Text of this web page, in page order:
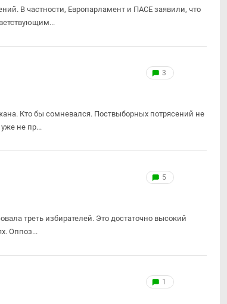
В частности, Европарламент и ПАСЕ заявили, что
3
Кто бы сомневался. Поствыборных потрясений не
не пр...
5
треть избирателей. Это достаточно высокий
Оппоз...
1